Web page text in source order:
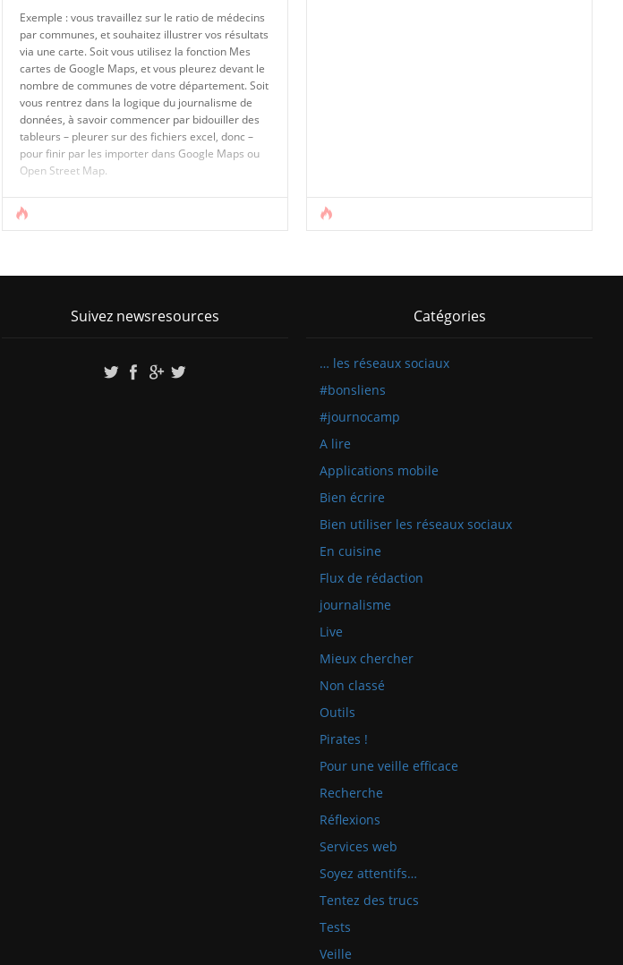
Exemple : vous travaillez sur le ratio de médecins
par communes, et souhaitez illustrer vos résultats
via une carte. Soit vous utilisez la fonction Mes
cartes de Google Maps, et vous pleurez devant le
nombre de communes de votre département. Soit
vous rentrez dans la logique du journalisme de
données, à savoir commencer par bidouiller des
tableurs – pleurer sur des fichiers excel, donc –
pour finir par les importer dans Google Maps ou
Open Street Map.
Accédez au tutoriel >
Suivez newsresources Catégories
… les réseaux sociaux
#bonsliens
#journocamp
A lire
Applications mobile
Bien écrire
Bien utiliser les réseaux sociaux
En cuisine
Flux de rédaction
journalisme
Live
Mieux chercher
Non classé
Outils
Pirates !
Pour une veille efficace
Recherche
Réflexions
Services web
Soyez attentifs…
Tentez des trucs
Tests
Veille